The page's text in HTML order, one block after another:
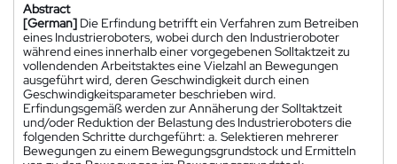
Abstract
[German] Die Erfindung betrifft ein Verfahren zum Betreiben
eines Industrieroboters, wobei durch den Industrieroboter
während eines innerhalb einer vorgegebenen Solltaktzeit zu
vollendenden Arbeitstaktes eine Vielzahl an Bewegungen
ausgeführt wird, deren Geschwindigkeit durch einen
Geschwindigkeitsparameter beschrieben wird.
Erfindungsgemäß werden zur Annäherung der Solltaktzeit
und/oder Reduktion der Belastung des Industrieroboters die
folgenden Schritte durchgeführt: a. Selektieren mehrerer
Bewegungen zu einem Bewegungsgrundstock und Ermitteln